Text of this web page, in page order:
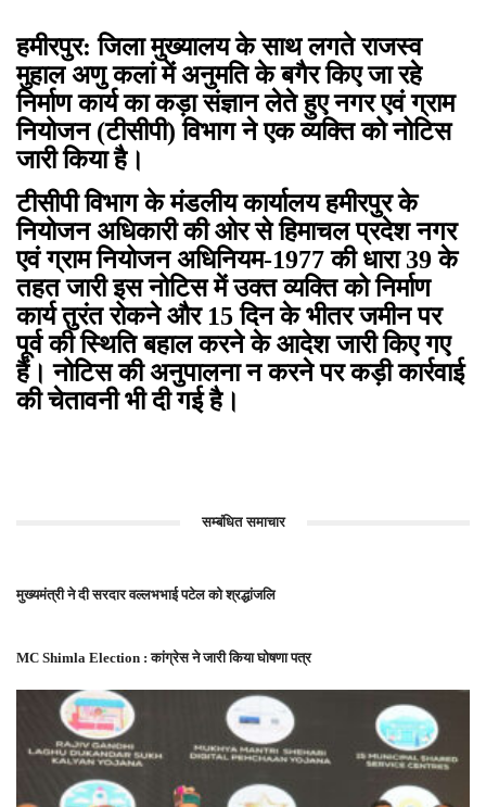
हमीरपुर: जिला मुख्यालय के साथ लगते राजस्व
मुहाल अणु कलां में अनुमति के बगैर किए जा रहे
निर्माण कार्य का कड़ा संज्ञान लेते हुए नगर एवं ग्राम
नियोजन (टीसीपी) विभाग ने एक व्यक्ति को नोटिस
जारी किया है।
टीसीपी विभाग के मंडलीय कार्यालय हमीरपुर के
नियोजन अधिकारी की ओर से हिमाचल प्रदेश नगर
एवं ग्राम नियोजन अधिनियम-1977 की धारा 39 के
तहत जारी इस नोटिस में उक्त व्यक्ति को निर्माण
कार्य तुरंत रोकने और 15 दिन के भीतर जमीन पर
पूर्व की स्थिति बहाल करने के आदेश जारी किए गए
हैं। नोटिस की अनुपालना न करने पर कड़ी कार्रवाई
की चेतावनी भी दी गई है।
सम्बंधित समाचार
मुख्यमंत्री ने दी सरदार वल्लभभाई पटेल को श्रद्धांजलि
MC Shimla Election : कांग्रेस ने जारी किया घोषणा पत्र